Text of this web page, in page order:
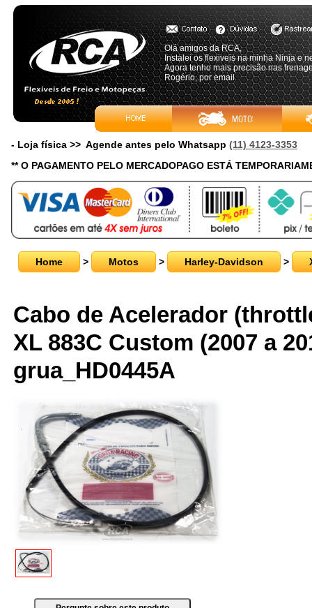
Olá amigos da RCA,
Instalei os flexiveis na minha Ninja e
Agora tenho mais precisão nas
Rogério, por email
- Loja física >> Agende antes pelo Whatsapp (11) 4123-3353
** O PAGAMENTO PELO MERCADOPAGO ESTÁ
Home > Motos > Harley-Davidson >
Cabo de Acelerador
XL 883C Custom (2007 a
grua_HD0445A